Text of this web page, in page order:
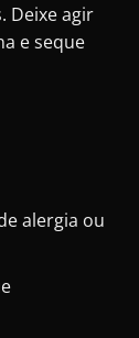
Deixe agir
e seque
alergia ou